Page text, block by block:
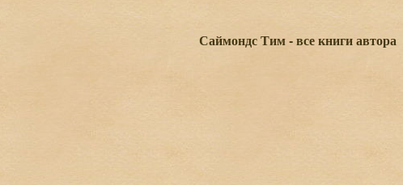
Саймондс Тим - все книги автора